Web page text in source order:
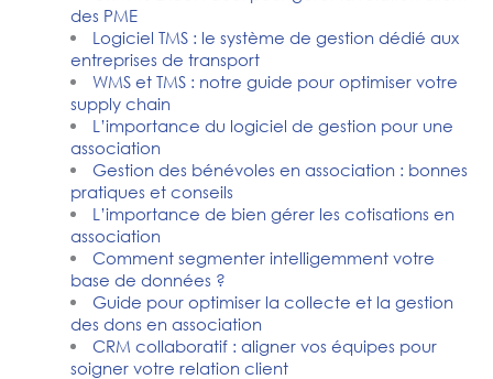
des PME
Logiciel TMS : le système de gestion dédié aux
entreprises de transport
WMS et TMS : notre guide pour optimiser votre
supply chain
L’importance du logiciel de gestion pour une
association
Gestion des bénévoles en association : bonnes
pratiques et conseils
L’importance de bien gérer les cotisations en
association
Comment segmenter intelligemment votre
base de données ?
Guide pour optimiser la collecte et la gestion
des dons en association
CRM collaboratif : aligner vos équipes pour
soigner votre relation client